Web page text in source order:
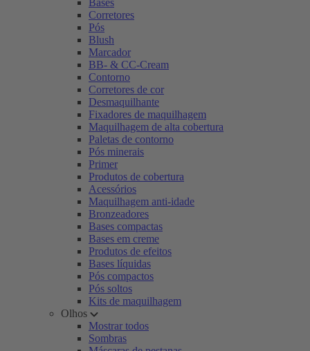
Bases
Corretores
Pós
Blush
Marcador
BB- & CC-Cream
Contorno
Corretores de cor
Desmaquilhante
Fixadores de maquilhagem
Maquilhagem de alta cobertura
Paletas de contorno
Pós minerais
Primer
Produtos de cobertura
Acessórios
Maquilhagem anti-idade
Bronzeadores
Bases compactas
Bases em creme
Produtos de efeitos
Bases líquidas
Pós compactos
Pós soltos
Kits de maquilhagem
Olhos
Mostrar todos
Sombras